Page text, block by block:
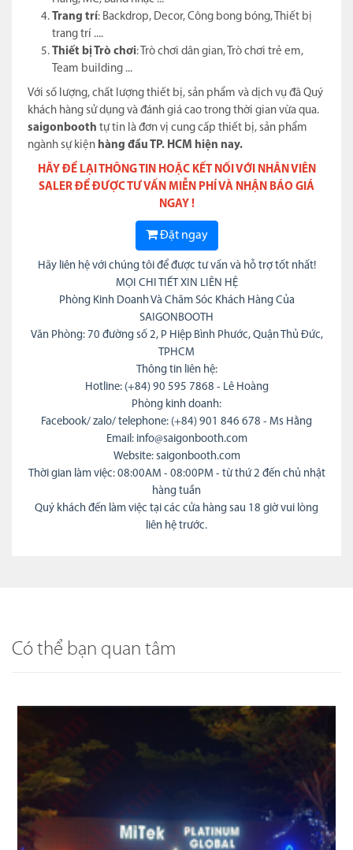
Trang trí: Backdrop, Decor, Công bong bóng, Thiết bị
trang trí ....
Thiết bị Trò chơi: Trò chơi dân gian, Trò chơi trẻ em,
Team building ...
Với số lượng, chất lượng thiết bị, sản phẩm và dịch vụ đã Quý
khách hàng sử dụng và đánh giá cao trong thời gian vừa qua.
saigonbooth tự tin là đơn vị cung cấp thiết bị, sản phẩm
ngành sự kiện hàng đầu TP. HCM hiện nay.
HÃY ĐỂ LẠI THÔNG TIN HOẶC KẾT NỐI VỚI NHÂN VIÊN
SALER ĐỂ ĐƯỢC TƯ VẤN MIỄN PHÍ VÀ NHẬN BÁO GIÁ
NGAY !
Đặt ngay
Hãy liên hệ với chúng tôi để được tư vấn và hỗ trợ tốt nhất!
MỌI CHI TIẾT XIN LIÊN HỆ
Phòng Kinh Doanh Và Chăm Sóc Khách Hàng Của
SAIGONBOOTH
Văn Phòng: 70 đường số 2, P Hiệp Bình Phước, Quận Thủ Đức,
TPHCM
Thông tin liên hệ:
Hotline: (+84) 90 595 7868 - Lê Hoàng
Phòng kinh doanh:
Facebook/ zalo/ telephone: (+84) 901 846 678 - Ms Hằng
Email: info@saigonbooth.com
Website: saigonbooth.com
Thời gian làm việc: 08:00AM - 08:00PM - từ thứ 2 đến chủ nhật
hàng tuần
Quý khách đến làm việc tại các cửa hàng sau 18 giờ vui lòng
liên hệ trước.
Có thể bạn quan tâm